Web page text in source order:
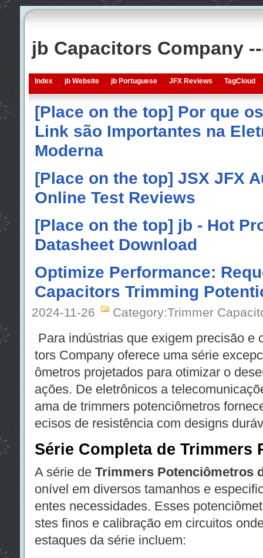
jb Capacitors Company
Index jb Website jb Portuguese JFX Reviews TagCloud
[Place on the top] Por que
Link são Importantes na
Moderna
[Place on the top] JSX JFX
Online Test Reviews
[Place on the top] jb - Hot
Datasheet Download
Optimize Performance:
Capacitors Trimming
2024-11-26 Category:Trimmer
Para indústrias que exigem precisão e
tors Company oferece uma série
ômetros projetados para otimizar o
ações. De eletrônicos a
ama de trimmers potenciômetros
ecisos de resistência com designs
Série Completa de Trimmers
A série de Trimmers Potenciômetros
onível em diversos tamanhos e
entes necessidades. Esses
stes finos e calibração em circuitos
estaques da série incluem: